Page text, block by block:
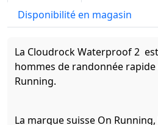
Disponibilité en magasin
La Cloudrock Waterproof 2
hommes de randonnée
Running.
La marque suisse On